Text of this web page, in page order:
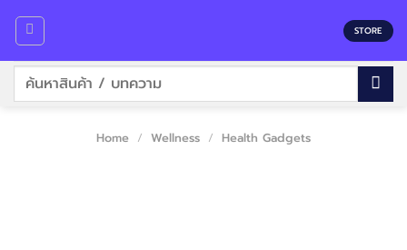
content
STORE
Search
Home / Wellness / Health Gadgets